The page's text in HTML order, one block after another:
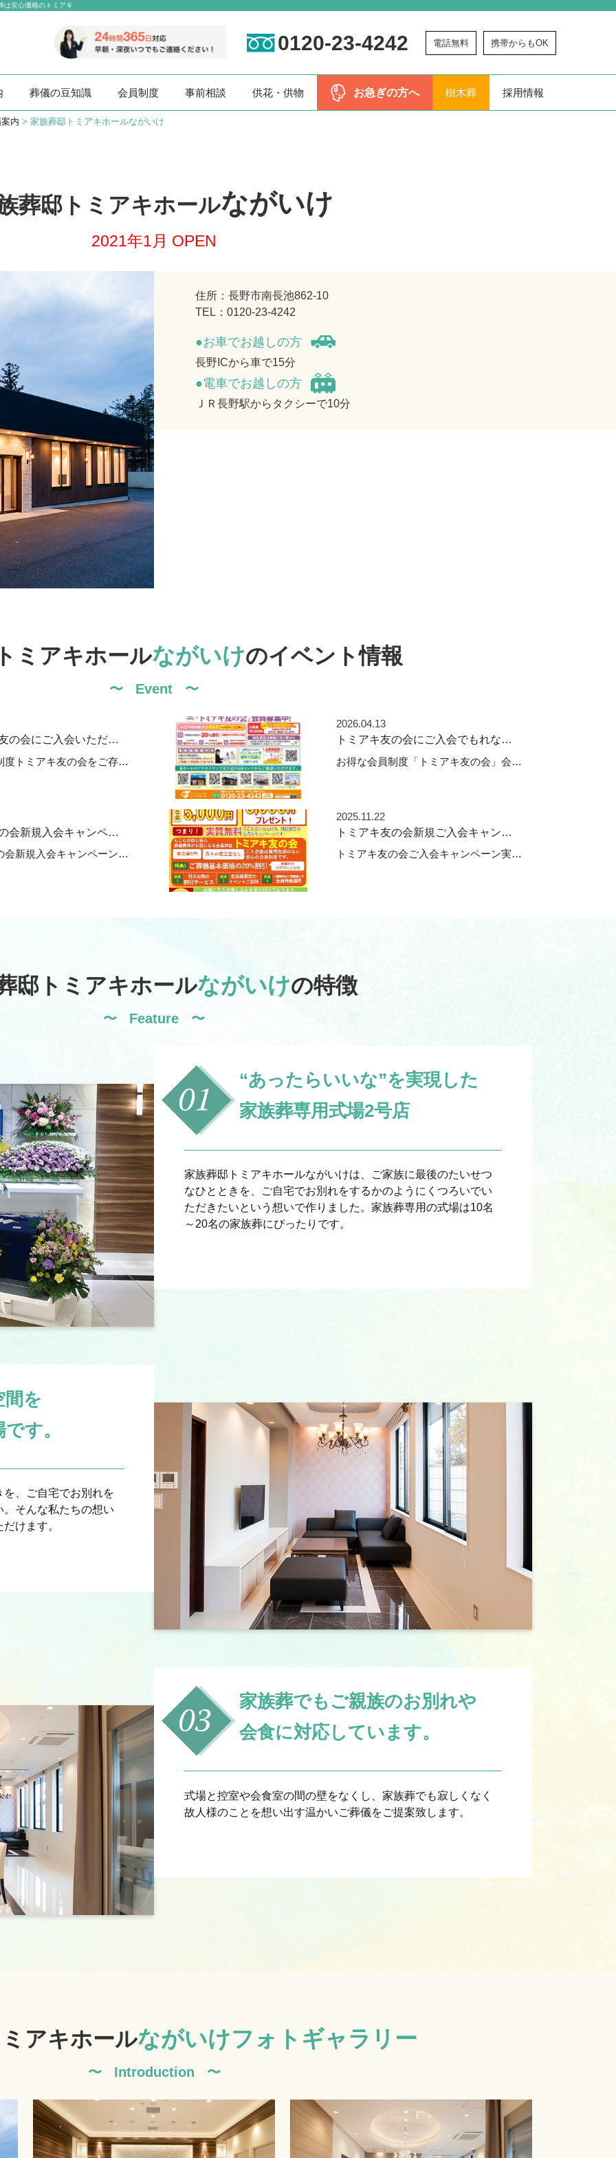
は安心価格のトミアキ
0120-23-4242 電話無料 携帯からもOK
葬儀の豆知識 会員制度 事前相談 供花・供物 お急ぎの方へ 樹木葬 採用情報
内 > 家族葬邸トミアキホールながいけ
葬邸トミアキホールながいけ
2021年1月 OPEN
住所：長野市南長池862-10
TEL：0120-23-4242
●お車でお越しの方
長野ICから車で15分
●電車でお越しの方
ＪＲ長野駅からタクシーで10分
ミアキホールながいけのイベント情報
Event
の会にご入会いただ…
度トミアキ友の会をご存…
2026.04.13
トミアキ友の会にご入会でもれな…
お得な会員制度「トミアキ友の会」会…
会新規入会キャンペ…
会新規入会キャンペーン…
2025.11.22
トミアキ友の会新規ご入会キャン…
トミアキ友の会ご入会キャンペーン実…
邸トミアキホールながいけの特徴
Feature
“あったらいいな”を実現した
家族葬専用式場2号店
家族葬邸トミアキホールながいけは、ご家族に最後のたいせつ
なひとときを、ご自宅でお別れをするかのようにくつろいでい
ただきたいという想いで作りました。家族葬専用の式場は10名
～20名の家族葬にぴったりです。
間を
す。
、ご自宅でお別れを
そんな私たちの想い
けます。
家族葬でもご親族のお別れや
会食に対応しています。
式場と控室や会食室の間の壁をなくし、家族葬でも寂しくなく
故人様のことを想い出す温かいご葬儀をご提案致します。
アキホールながいけフォトギャラリー
Introduction